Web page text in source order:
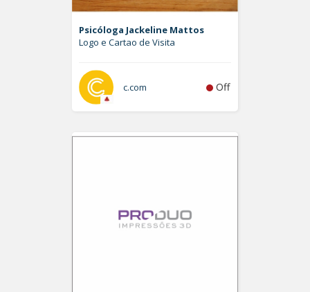
Psicóloga Jackeline Mattos
Logo e Cartao de Visita
c.com Off